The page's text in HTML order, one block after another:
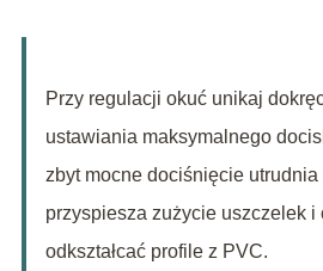
Przy regulacji okuć unikaj
ustawiania maksymalnego
zbyt mocne dociśnięcie utrudnia
przyspiesza zużycie uszczelek i
odkształcać profile z PVC.